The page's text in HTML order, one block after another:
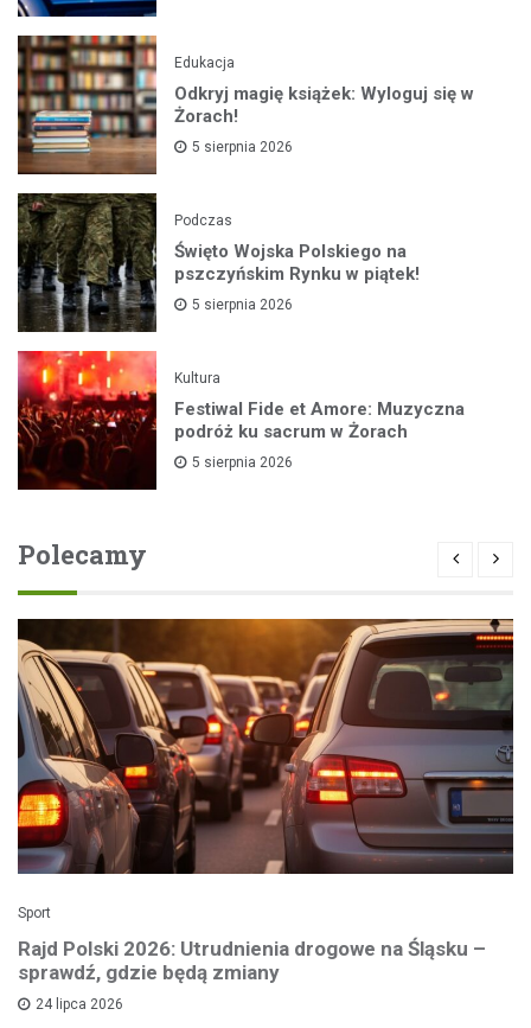
Edukacja
Odkryj magię książek: Wyloguj się w
Żorach!
5 sierpnia 2026
Podczas
Święto Wojska Polskiego na
pszczyńskim Rynku w piątek!
5 sierpnia 2026
Kultura
Festiwal Fide et Amore: Muzyczna
podróż ku sacrum w Żorach
5 sierpnia 2026
Polecamy
Sport
Rajd Polski 2026: Utrudnienia drogowe na Śląsku –
sprawdź, gdzie będą zmiany
24 lipca 2026